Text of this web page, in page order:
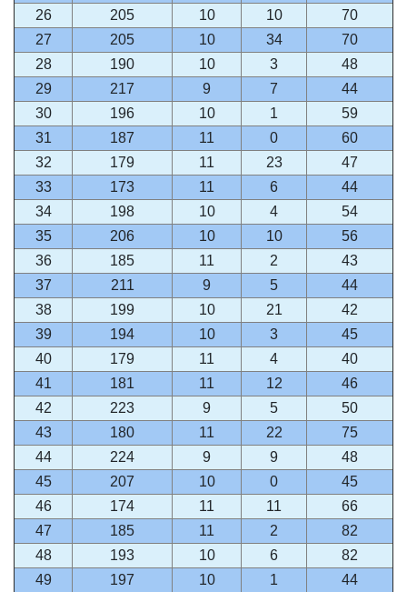
26
205 10 10
70
27
205 10 34
70
28
190 10 3
48
29
217 9 7
44
30
196 10 1
59
31
187 11 0
60
32
179 11 23
47
33
173 11 6
44
34
198 10 4
54
35
206 10 10
56
36
185 11 2
43
37
211 9 5
44
38
199 10 21
42
39
194 10 3
45
40
179 11 4
40
41
181 11 12
46
42
223 9 5
50
43
180 11 22
75
44
224 9 9
48
45
207 10 0
45
46
174 11 11
66
47
185 11 2
82
48
193 10 6
82
49
197 10 1 44